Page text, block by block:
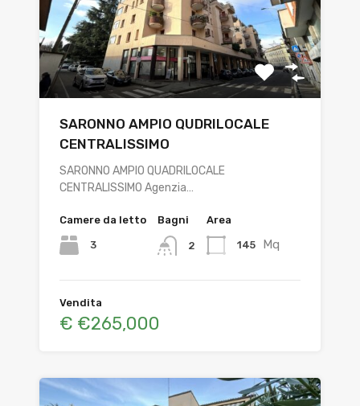
SARONNO AMPIO QUDRILOCALE
CENTRALISSIMO
SARONNO AMPIO QUADRILOCALE
CENTRALISSIMO Agenzia…
Camere da letto
3
Bagni
2
Area
145 Mq
Vendita
€ €265,000